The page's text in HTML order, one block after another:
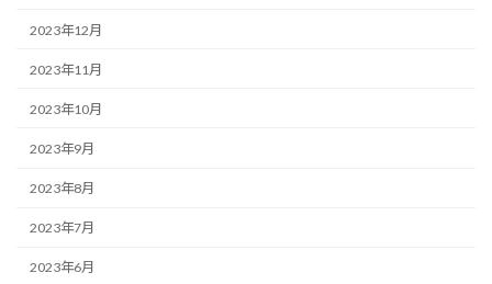
2023年12月
2023年11月
2023年10月
2023年9月
2023年8月
2023年7月
2023年6月